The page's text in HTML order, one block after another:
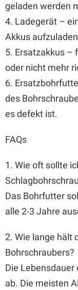
geladen werden
4. Ladegerät –
Akkus
5. Ersatzakkus –
oder nicht mehr
6.
des
es defekt ist.
FAQs
1. Wie oft sollte
Das Bohrfutter
alle 2-3 Jahre
2. Wie lange hält
Bohrschraubers?
Die Lebensdauer
ab. Die meisten